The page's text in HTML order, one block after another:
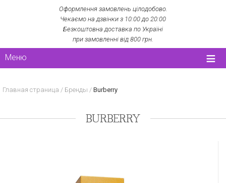
Оформлення замовлень цілодобово.
Чекаємо на дзвінки з 10:00 до 20:00
Безкоштовна доставка по Україні
при замовленні від 800 грн.
Меню
Главная страница / Бренды / Burberry
BURBERRY